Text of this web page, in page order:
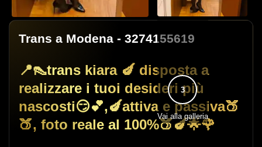
Trans a Modena - 3274155619
📍👠trans kiara 🍆 disposta a
realizzare i tuoi desideri più
nascosti😏💕,🍆attiva e passiva🍑
🍑, foto reale al 100%🍑🍆🌟🌹
3
Vai alla galleria